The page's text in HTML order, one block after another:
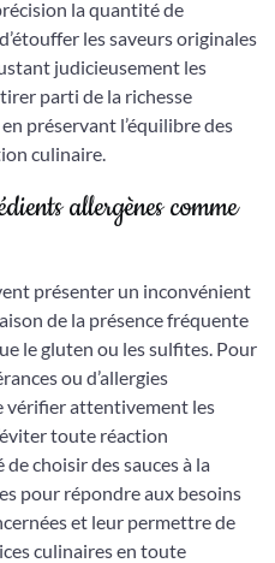
la quantité de
les saveurs originales
judicieusement les
parti de la richesse
préservant l’équilibre des
culinaire.
allergènes comme
présenter un inconvénient
de la présence fréquente
le gluten ou les sulfites. Pour
ou d’allergies
vérifier attentivement les
toute réaction
choisir des sauces à la
pour répondre aux besoins
et leur permettre de
culinaires en toute